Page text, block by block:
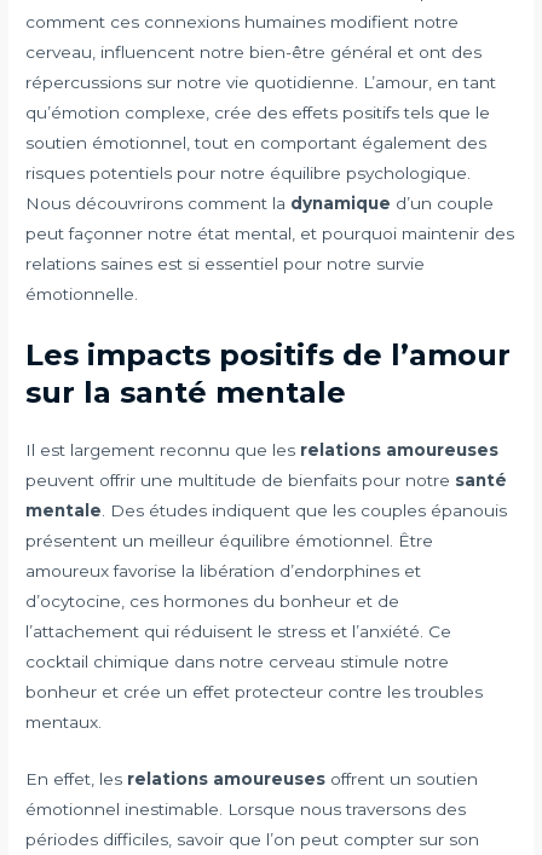
comment ces connexions humaines modifient notre
cerveau, influencent notre bien-être général et ont des
répercussions sur notre vie quotidienne. L’amour, en tant
qu’émotion complexe, crée des effets positifs tels que le
soutien émotionnel, tout en comportant également des
risques potentiels pour notre équilibre psychologique.
Nous découvrirons comment la dynamique d’un couple
peut façonner notre état mental, et pourquoi maintenir des
relations saines est si essentiel pour notre survie
émotionnelle.
Les impacts positifs de l’amour
sur la santé mentale
Il est largement reconnu que les relations amoureuses
peuvent offrir une multitude de bienfaits pour notre santé
mentale . Des études indiquent que les couples épanouis
présentent un meilleur équilibre émotionnel. Être
amoureux favorise la libération d’endorphines et
d’ocytocine, ces hormones du bonheur et de
l’attachement qui réduisent le stress et l’anxiété. Ce
cocktail chimique dans notre cerveau stimule notre
bonheur et crée un effet protecteur contre les troubles
mentaux.
En effet, les relations amoureuses offrent un soutien
émotionnel inestimable. Lorsque nous traversons des
périodes difficiles, savoir que l’on peut compter sur son